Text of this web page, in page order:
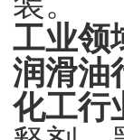
工业领
润滑油
化工行